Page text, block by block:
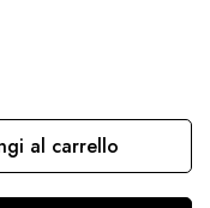
al carrello